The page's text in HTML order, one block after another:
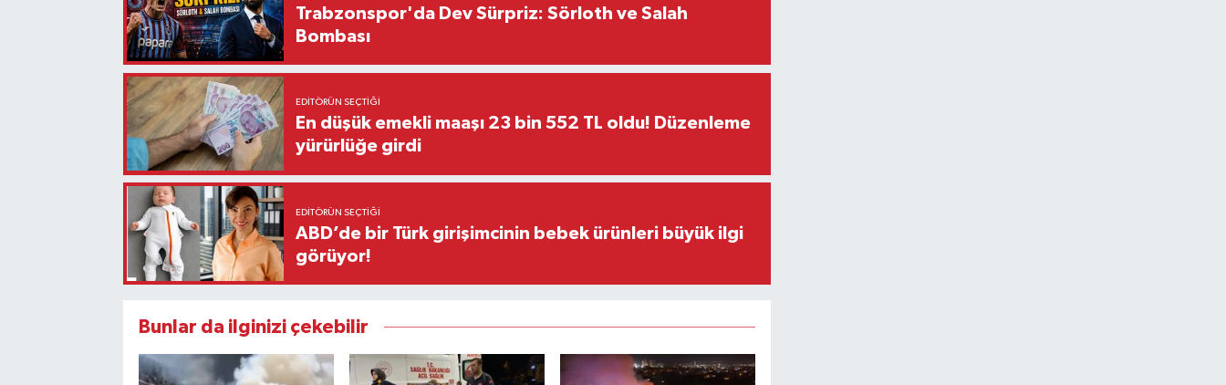
Trabzonspor'da Dev Sürpriz: Sörloth ve Salah
Bombası
EDITÖRÜN SEÇTIĞI
En düşük emekli maaşı 23 bin 552 TL oldu! Düzenleme
yürürlüğe girdi
EDITÖRÜN SEÇTIĞI
ABD’de bir Türk girişimcinin bebek ürünleri büyük ilgi
görüyor!
Bunlar da ilginizi çekebilir